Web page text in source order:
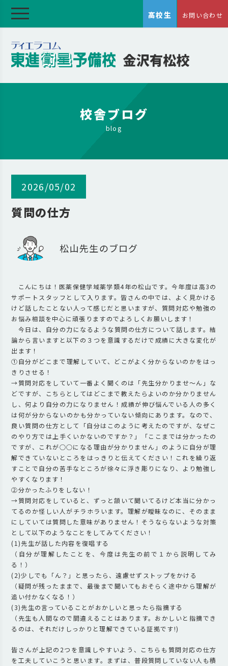
高校生 お問い合わせ
校舎ブログ
blog
2026/05/02
質問の仕方
松山先生のブログ
こんにちは！医薬保健学域薬学類4年の松山です。今年度は高3の
サポートスタッフとして入ります。皆さんの中では、よく見かける
けど話したことない人って感じだと思いますが、質問対応や勉強の
お悩み相談を中心に頑張りますのでよろしくお願いします！
今日は、自分の力になるような質問の仕方について話します。結
論から言いますと以下の３つを意識するだけで成績に大きな変化が
出ます！
①自分がどこまで理解していて、どこがよく分からないのかをはっ
きりさせる！
→質問対応をしていて一番よく聞くのは「先生分かりませ～ん」な
どですが、こちらとしてはどこまで教えたらよいのか分かりません
し、何より自分の力になりません！成績が伸び悩んでいる人の多く
は何が分からないのかも分かっていない傾向にあります。なので、
良い質問の仕方として「自分はこのように考えたのですが、なぜこ
のやり方では上手くいかないのですか？」「ここまでは分かったの
ですが、これが○○になる理由が分かりません」のように自分が理
解できていないところをはっきりと伝えてください！これを繰り返
すことで自分の苦手なところが徐々に浮き彫りになり、より勉強し
やすくなります！
②分かったふりをしない！
→質問対応をしていると、ずっと頷いて聞いてるけど本当に分かっ
てるのか怪しい人がチラホラいます。理解が曖昧なのに、そのまま
にしていては質問した意味がありません！そうならないような対策
として以下のようなことをしてみてください！
(1)先生が話した内容を復唱する
（自分が理解したことを、今度は先生の前で１から説明してみ
る！）
(2)少しでも「ん？」と思ったら、遠慮せずストップをかける
（疑問が残ったままで、最後まで聞いてもおそらく途中から理解が
追い付かなくなる！）
(3)先生の言っていることがおかしいと思ったら指摘する
（先生も人間なので間違えることはあります。おかしいと指摘でき
るのは、それだけしっかりと理解できている証拠です!)
皆さんが上記の2つを意識しやすいよう、こちらも質問対応の仕方
を工夫していこうと思います。まずは、普段質問していない人も積